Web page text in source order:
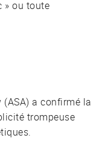
» ou toute
(ASA) a confirmé la
trompeuse